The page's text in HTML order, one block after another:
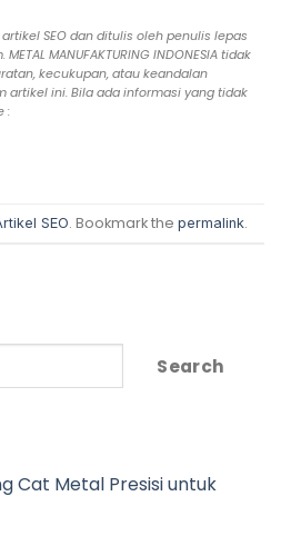
SEO dan ditulis oleh penulis lepas
MANUFAKTURING INDONESIA tidak
kecukupan, atau keandalan
artikel ini. Bila ada informasi yang tidak
:
SEO. Bookmark the permalink.
Search
Cat Metal Presisi untuk